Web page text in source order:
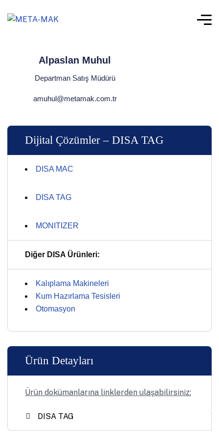
Alpaslan Muhul
Departman Satış Müdürü
amuhul@metamak.com.tr
Dijital Çözümler – DISA TAG
DISA MAC
DISA TAG
MONITIZER
Diğer DISA Ürünleri:
Kalıplama Makineleri
Kum Hazırlama Tesisleri
Otomasyon
Ürün Detayları
Ürün dokümanlarına linklerden ulaşabilirsiniz:
DISA TAG